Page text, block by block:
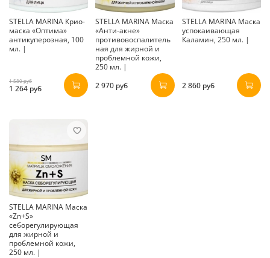
STELLA MARINA Крио-
маска «Оптима»
антикуперозная, 100
мл. |
1 580 руб
1 264 руб
STELLA MARINA Маска
«Анти-акне»
противовоспалитель
ная для жирной и
проблемной кожи,
250 мл. |
2 970 руб
STELLA MARINA Маска
успокаивающая
Каламин, 250 мл. |
2 860 руб
STELLA MARINA Маска
«Zn+S»
себорегулирующая
для жирной и
проблемной кожи,
250 мл. |